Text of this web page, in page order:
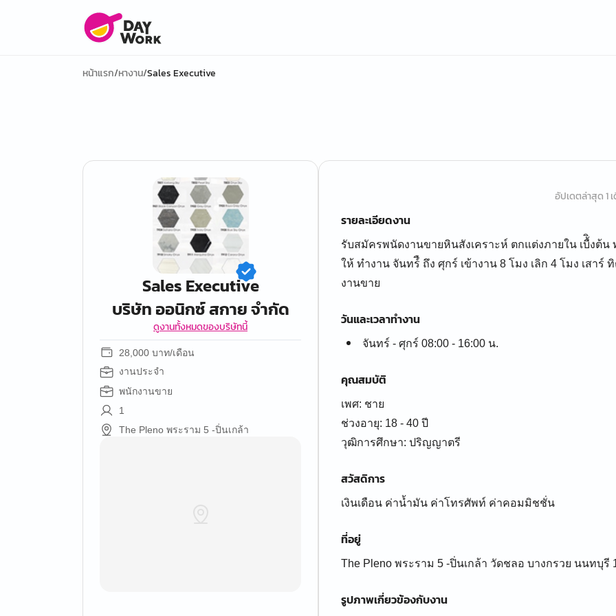
หน้าแรก/หางาน/Sales Executive
Sales Executive
บริษัท ออนิกซ์ สกาย จำกัด
ดูงานทั้งหมดของบริษัทนี้
28,000 บาท/เดือน
งานประจำ
พนักงานขาย
1
The Pleno พระราม 5 -ปิ่นเกล้า
อัปเดตล่าสุด 1
รายละเอียดงาน
รับสมัครพนัดงานขายหินสังเคราะห์ ตกแต่งภายใน เบื้ิงต้
ให้ ทำงาน จันทร์ื ถึง ศุกร์ เข้างาน 8 โมง เลิก 4 โมง เสา
งานขาย
วันและเวลาทำงาน
จันทร์ - ศุกร์ 08:00 - 16:00 น.
คุณสมบัติ
เพศ: ชาย
ช่วงอายุ: 18 - 40 ปี
สวัสดิการ
เงินเดือน ค่าน้ำมัน ค่าโทรศัพท์ ค่าคอมมิชชั่น
ที่อยู่
The Pleno พระราม 5 -ปิ่นเกล้า วัดชลอ บางกรวย นนทบุรี
รูปภาพเกี่ยวข้องกับงาน